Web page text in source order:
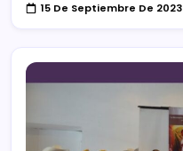
15 De Septiembre De 2023